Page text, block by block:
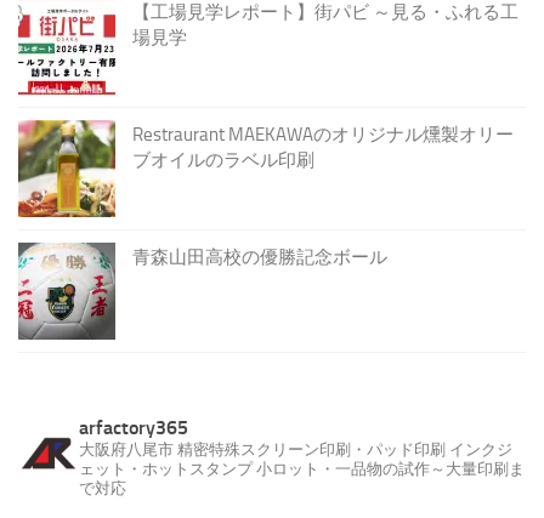
【工場見学レポート】街パビ ～見る・ふれる工
場見学
Restraurant MAEKAWAのオリジナル燻製オリー
ブオイルのラベル印刷
青森山田高校の優勝記念ボール
arfactory365
大阪府八尾市 精密特殊スクリーン印刷・パッド印刷 インクジ
ェット・ホットスタンプ小ロット・一品物の試作～大量印刷ま
で対応